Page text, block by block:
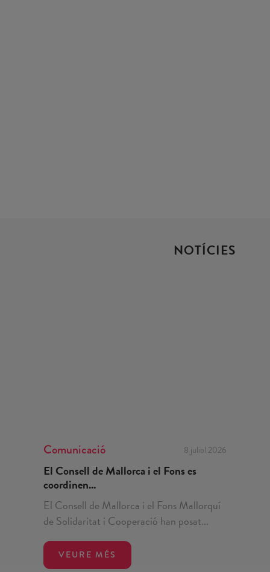
NOTÍCIES
Comunicació 8 juliol 2026
El Consell de Mallorca i el Fons es
coordinen...
El Consell de Mallorca i el Fons Mallorquí
de Solidaritat i Cooperació han posat...
VEURE MÉS